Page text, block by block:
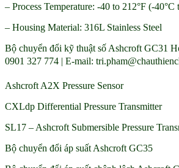
– Process Temperature: -40 to 212°F (-40°C
– Housing Material: 316L Stainless Steel
Bộ chuyển đổi kỹ thuật số Ashcroft GC31
0901 327 774 | E-mail:
Ashcroft A2X Pressure Sensor
CXLdp Differential Pressure Transmitter
SL17 – Ashcroft Submersible Pressure
Bộ chuyển đổi áp suất Ashcroft GC35